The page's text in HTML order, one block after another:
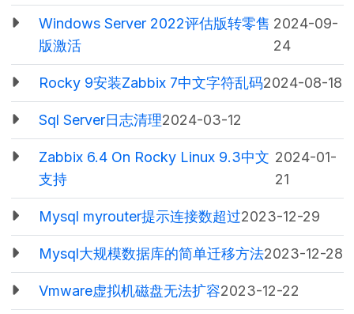
Windows Server 2022评估版转零售
版激活
2024-09-
24
Rocky 9安装Zabbix 7中文字符乱码2024-08-18
Sql Server日志清理2024-03-12
Zabbix 6.4 On Rocky Linux 9.3中文
支持
2024-01-
21
Mysql myrouter提示连接数超过2023-12-29
Mysql大规模数据库的简单迁移方法2023-12-28
Vmware虚拟机磁盘无法扩容2023-12-22